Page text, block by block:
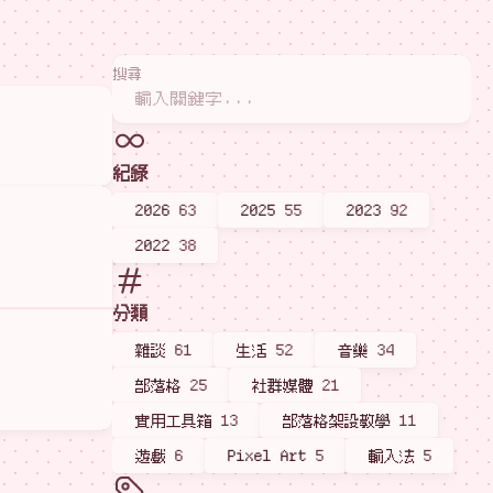
搜尋
紀錄
2026 63 2025 55 2023 92
2022 38
分類
雜談 61 生活 52 音樂 34
部落格 25 社群媒體 21
實用工具箱 13 部落格架設教學 11
遊戲 6 Pixel Art 5 輸入法 5